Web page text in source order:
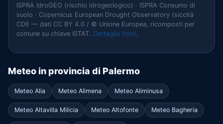
ISPRA IdroGEO (rischio idrogeologico) · ISPRA Consumo di
suolo · Copernicus European Drought Observatory (siccità
CDI) — dati CC BY 4.0 / © Unione Europea, ricomposti per
comune su chiave ISTAT. Dettaglio fonti.
Meteo in provincia di Palermo
Meteo Alia Meteo Alimena Meteo Aliminusa
Meteo Altavilla Milicia Meteo Altofonte Meteo Bagheria